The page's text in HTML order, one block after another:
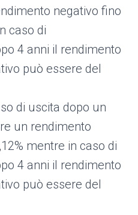
negativo fino
caso di
4 anni il rendimento
può essere del
di uscita dopo un
un rendimento
mentre in caso di
4 anni il rendimento
può essere del